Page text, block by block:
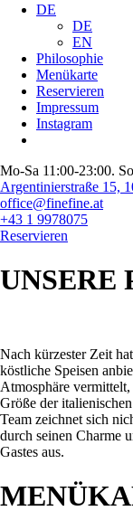
DE
DE
EN
Philosophie
Menükarte
Reservieren
Impressum
Instagram
Mo-Sa 11:00-23:00.
Argentinierstraße 15,
office@finefine.at
+43 1 9978075
Reservieren
UNSERE
Nach kürzester Zeit
köstliche Speisen
Atmosphäre
Größe der
Team zeichnet sich
durch seinen Charme
Gastes aus.